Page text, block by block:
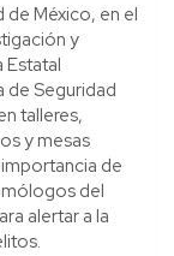
de México, en el
y
Estatal
de Seguridad
talleres,
y mesas
de
del
alertar a la